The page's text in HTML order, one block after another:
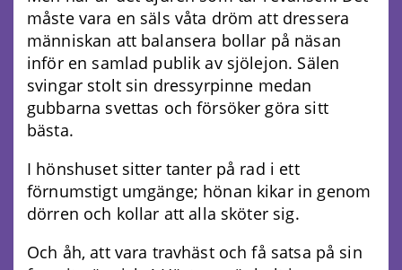
måste vara en säls våta dröm att dressera
människan att balansera bollar på näsan
inför en samlad publik av sjölejon. Sälen
svingar stolt sin dressyrpinne medan
gubbarna svettas och försöker göra sitt
bästa.
I hönshuset sitter tanter på rad i ett
förnumstigt umgänge; hönan kikar in genom
dörren och kollar att alla sköter sig.
Och åh, att vara travhäst och få satsa på sin